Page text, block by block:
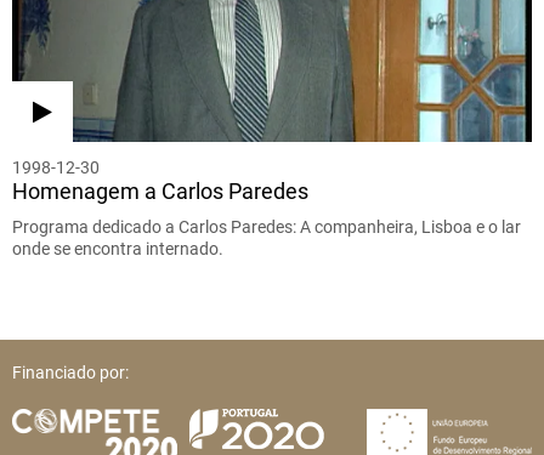
1998-12-30
Homenagem a Carlos Paredes
Programa dedicado a Carlos Paredes: A companheira, Lisboa e o lar
onde se encontra internado.
Financiado por: